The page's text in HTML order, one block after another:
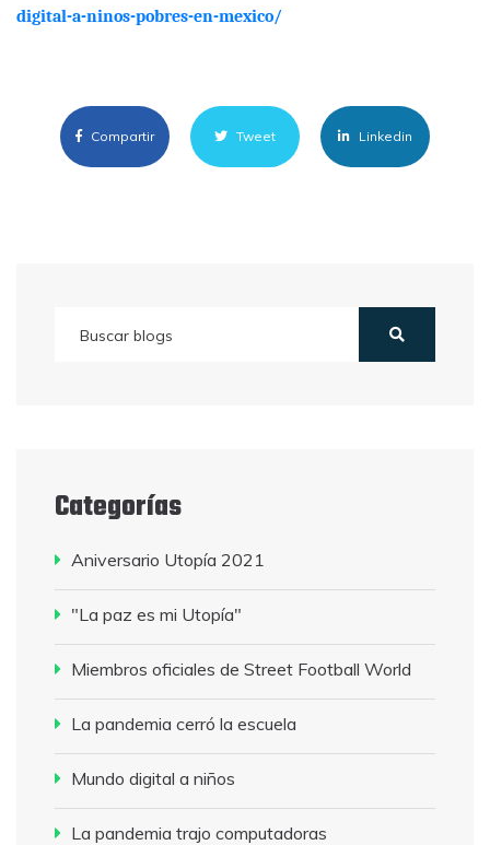
digital-a-ninos-pobres-en-mexico/
Compartir Tweet Linkedin
Categorías
Aniversario Utopía 2021
"La paz es mi Utopía"
Miembros oficiales de Street Football World
La pandemia cerró la escuela
Mundo digital a niños
La pandemia trajo computadoras